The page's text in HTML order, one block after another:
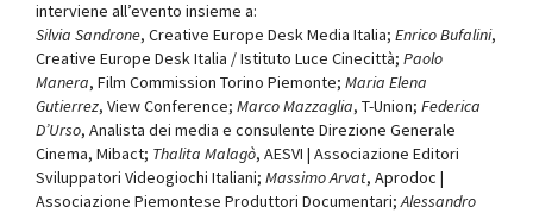
interviene all’evento insieme a:
Silvia Sandrone, Creative Europe Desk Media Italia; Enrico Bufalini,
Creative Europe Desk Italia / Istituto Luce Cinecittà; Paolo
Manera, Film Commission Torino Piemonte; Maria Elena
Gutierrez, View Conference; Marco Mazzaglia, T-Union; Federica
D’Urso, Analista dei media e consulente Direzione Generale
Cinema, Mibact; Thalita Malagò, AESVI | Associazione Editori
Sviluppatori Videogiochi Italiani; Massimo Arvat, Aprodoc |
Associazione Piemontese Produttori Documentari;Alessandro